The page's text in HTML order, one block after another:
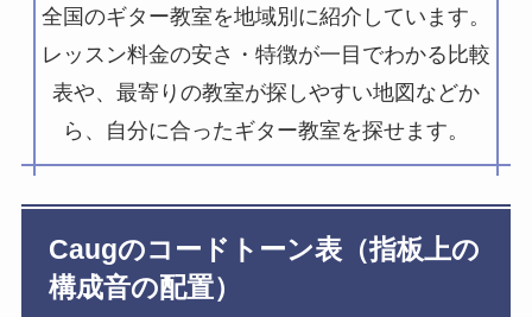
全国のギター教室を地域別に紹介しています。
レッスン料金の安さ・特徴が一目でわかる比較
表や、最寄りの教室が探しやすい地図などか
ら、自分に合ったギター教室を探せます。
Caugのコードトーン表（指板上の
構成音の配置）